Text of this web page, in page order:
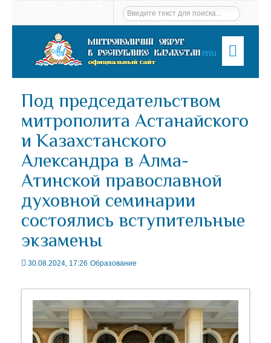
Menu
Под председательством
митрополита Астанайского
и Казахстанского
Александра в Алма-
Атинской православной
духовной семинарии
состоялись вступительные
экзамены
30.08.2024, 17:26 Образование